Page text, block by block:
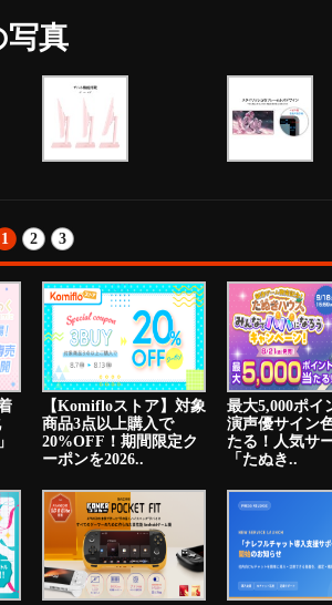
写真
1 2 3
【Komifloストア】対象
商品3点以上購入で
20%OFF！期間限定ク
ーポンを2026..
最大5,000ポイ
演声優サイン
たる！人気サ
「たぬき..